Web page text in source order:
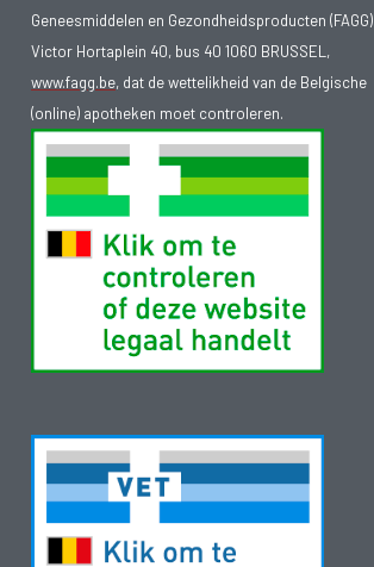
Geneesmiddelen en Gezondheidsproducten (FAGG)
Victor Hortaplein 40, bus 40 1060 BRUSSEL,
www.fagg.be, dat de wettelikheid van de Belgische
(online) apotheken moet controleren.